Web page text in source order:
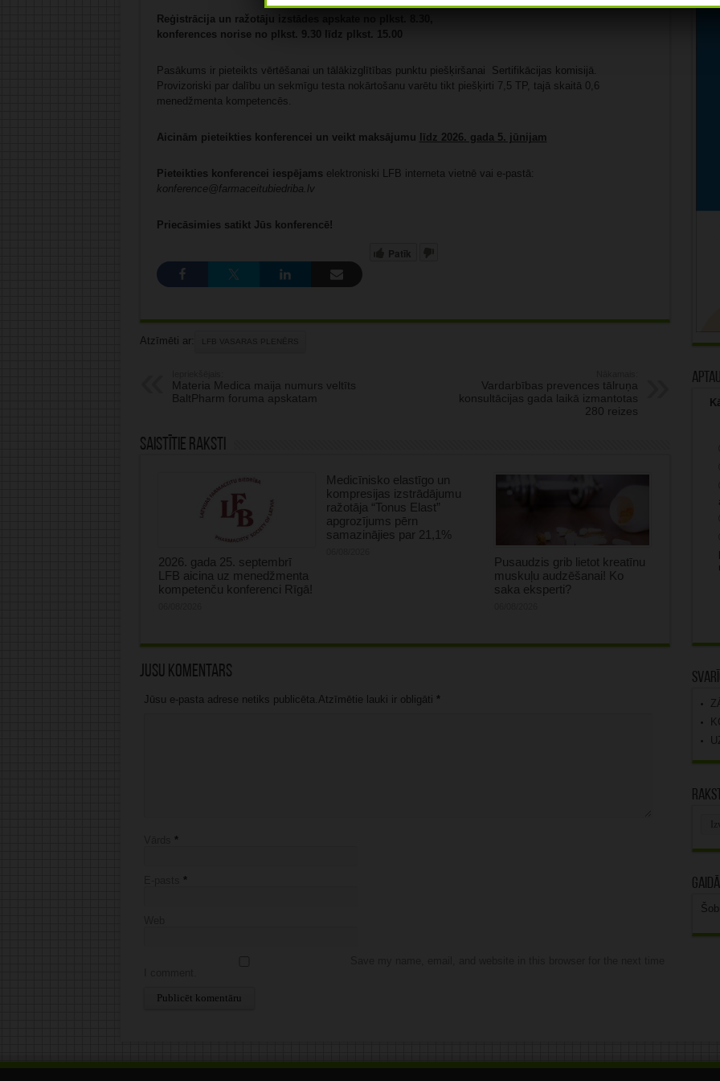
Reģistrācija un ražotāju izstādes apskate no plkst. 8.30,
konferences norise no plkst. 9.30 līdz plkst. 15.00
Pasākums ir pieteikts vērtēšanai un tālākizglītības punktu piešķiršanai Sertifikācijas komisijā.
Provizoriski par dalību un sekmīgu testa nokārtošanu varētu tikt piešķirti 7,5 TP, tajā skaitā 0,6
menedžmenta kompetencēs.
Aicinām pieteikties konferencei un veikt maksājumu līdz 2026. gada 5. jūnijam
Pieteikties konferencei iespējams elektroniski LFB interneta vietnē vai e-pastā:
konference@farmaceitubiedriba.lv
Priecāsimies satikt Jūs konferencē!
Patīk
Atzīmēti ar: LFB VASARAS PLENĒRS
Materia Medica maija numurs veltīts
BaltPharm foruma apskatam
Vardarbības prevences tālruņa
konsultācijas gada laikā izmantotas
280 reizes
Saistītie raksti
2026. gada 25. septembrī
LFB aicina uz menedžmenta
kompetenču konferenci Rīgā!
Medicīnisko elastīgo un
kompresijas izstrādājumu
ražotāja “Tonus Elast”
apgrozījums pērn
samazinājies par 21,1%
Pusaudzis grib lietot kreatīnu
muskuļu audzēšanai! Ko
saka eksperti?
Jūsu komentārs
Jūsu e-pasta adrese netiks publicēta.Atzīmētie lauki ir obligāti *
*
*